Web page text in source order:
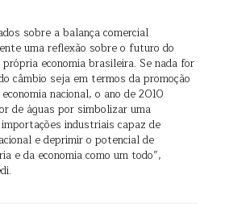
sobre a balança comercial
uma reflexão sobre o futuro do
economia brasileira. Se nada for
câmbio seja em termos da promoção
nacional, o ano de 2010
de águas por simbolizar uma
industriais capaz de
e deprimir o potencial de
e da economia como um todo”,